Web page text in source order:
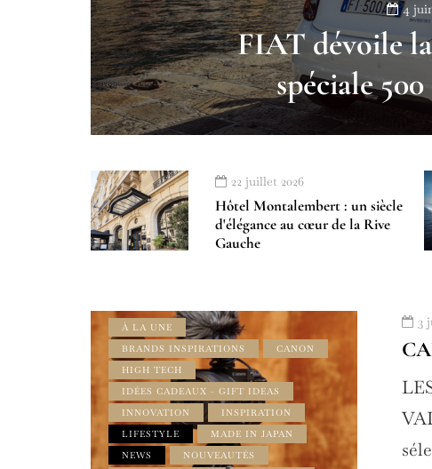
4
FIAT dévoile
spéciale
22 juillet 2026
Hôtel Montalembert : un siècle
d'élégance au cœur de la Rive
Gauche
À LA UNE
BRANDS INSPIRATIONS
CANON
HIGH TECH
IDÉES CADEAUX - GIFT IDEAS
INNOVATION
INSPIRATION
LIFESTYLE
MADE IN JAPAN
NEWS
NOUVEAUTÉS
3